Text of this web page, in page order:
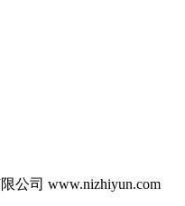
公司 www.nizhiyun.com